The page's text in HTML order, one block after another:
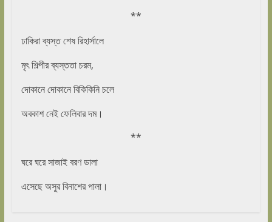
**
ঢাকিরা ব্যস্ত শেষ রিহার্সালে
মৃৎ শিল্পীর ব্যস্ততা চরম,
দোকানে দোকানে বিকিকিনি চলে
অবকাশ নেই ফেলিবার দম।
**
ঘরে ঘরে সাজাই বরণ ডালা
এসেছে অসুর বিনাশের পালা।